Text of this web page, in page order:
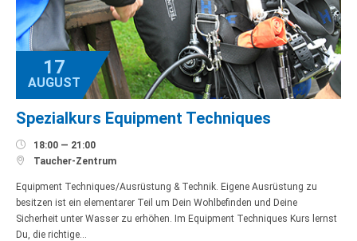
17
AUGUST
Spezialkurs Equipment Techniques
 18:00 — 21:00
 Taucher-Zentrum
Equipment Techniques/Ausrüstung & Technik. Eigene Ausrüstung zu
besitzen ist ein elementarer Teil um Dein Wohlbefinden und Deine
Sicherheit unter Wasser zu erhöhen. Im Equipment Techniques Kurs lernst
Du, die richtige…